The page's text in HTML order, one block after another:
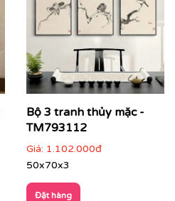
Bộ 3 tranh thủy mặc -
TM793112
Giá: 1.102.000đ
50x70x3
Đặt hàng